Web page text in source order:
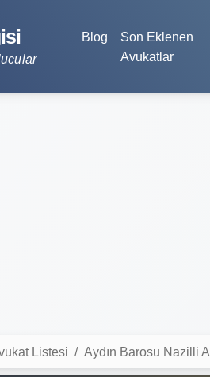
Blog
Son Eklenen
Avukatlar
Listesi Aydın Barosu Nazilli